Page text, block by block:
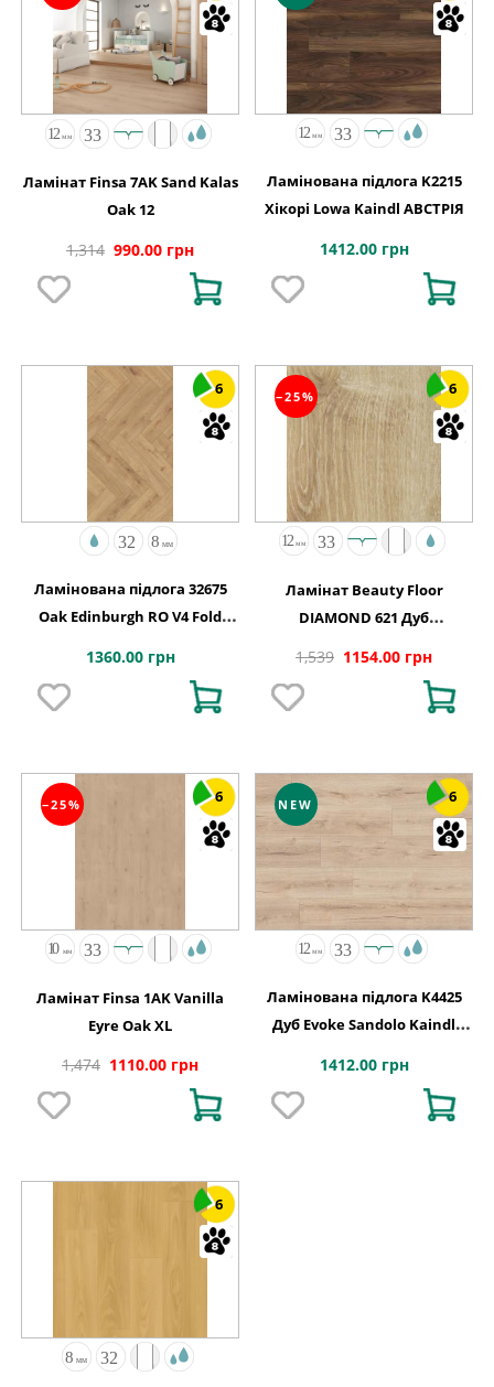
Ламінат Finsa 7AK Sand Kalas
Oak 12
1,314 990.00 грн
Ламінована підлога K2215
Хікорі Lowa Kaindl АВСТРІЯ
1412.00 грн
6
Ламінована підлога 32675
Oak Edinburgh RO V4 Fold
1360.00 грн
−25% 6
Ламінат Beauty Floor
DIAMOND 621 Дуб
1,539 1154.00 грн
−25% 6
Ламінат Finsa 1AK Vanilla
Eyre Oak XL
1,474 1110.00 грн
NEW 6
Ламінована підлога K4425
Дуб Evoke Sandolo Kaindl
1412.00 грн
6